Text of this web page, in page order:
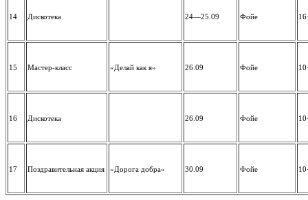
14 Дискотека 24—25.09 Фойе
15 Мастер-класс «Делай как я» 26.09 Фойе
16 Дискотека 26.09 Фойе
17 Поздравительная акция «Дорога добра» 30.09 Фойе